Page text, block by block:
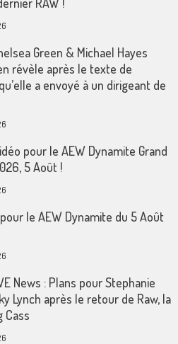
Green & Michael Hayes
révèle après le texte de
a envoyé à un dirigeant de
pour le AEW Dynamite Grand
5 Août !
le AEW Dynamite du 5 Août
News : Plans pour Stephanie
Lynch après le retour de Raw, la
Cass